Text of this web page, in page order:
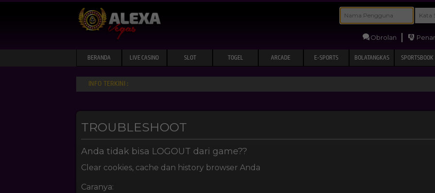
Obrolan
BERANDA LIVE CASINO SLOT TOGEL ARCADE E-SPORTS BOLATANGKAS SPORTSBOOK
INFO TERKINI : Link
TROUBLESHOOT
Anda tidak bisa LOGOUT dari game??
Clear cookies, cache dan history browser Anda
Caranya: